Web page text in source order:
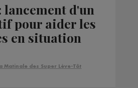
lancement d'un
pour aider les
en situation
Matinale des Super Lève-Tôt